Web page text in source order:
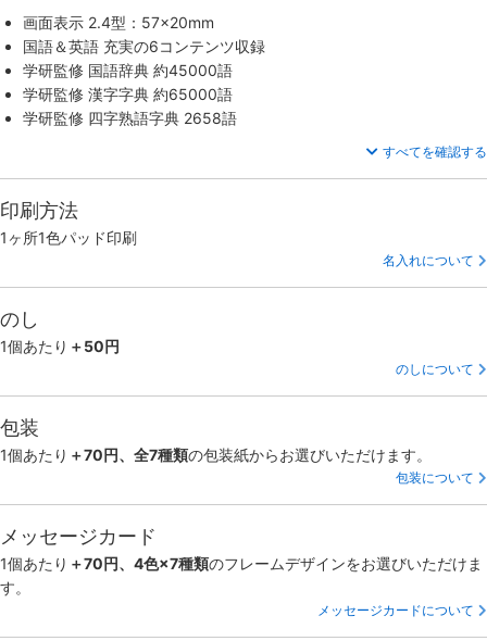
画面表示 2.4型：57×20mm
国語＆英語 充実の6コンテンツ収録
学研監修 国語辞典 約45000語
学研監修 漢字字典 約65000語
学研監修 四字熟語字典 2658語
すべてを確認する
印刷方法
1ヶ所1色パッド印刷
名入れについて
のし
1個あたり ＋50円
のしについて
包装
1個あたり ＋70円、全7種類の包装紙からお選びいただけます。
包装について
メッセージカード
1個あたり ＋70円、4色×7種類のフレームデザインをお選びいただけま
す。
メッセージカードについて